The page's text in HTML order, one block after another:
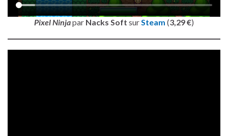
Pixel Ninjapar Nacks Soft surSteam (3,29 €)